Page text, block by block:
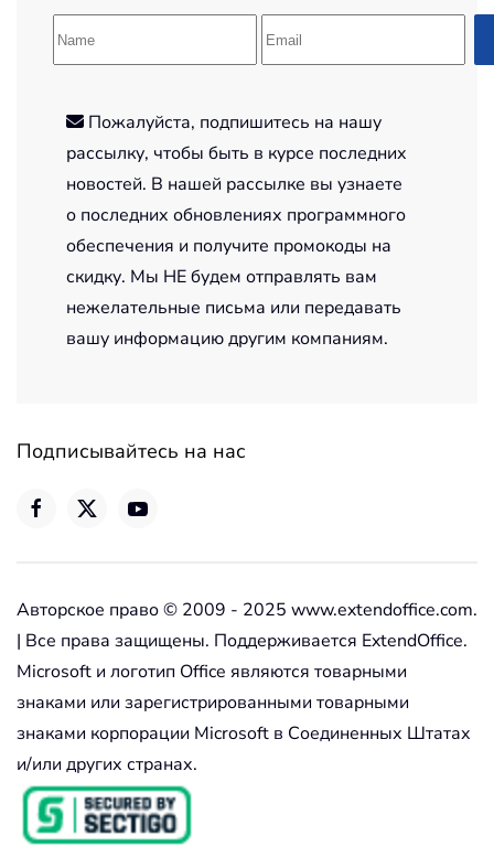
Пожалуйста, подпишитесь на нашу
рассылку, чтобы быть в курсе последних
новостей. В нашей рассылке вы узнаете
о последних обновлениях программного
обеспечения и получите промокоды на
скидку. Мы НЕ будем отправлять вам
нежелательные письма или передавать
вашу информацию другим компаниям.
Подписывайтесь на нас
Авторское право © 2009 - 2025 www.extendoffice.com.
| Все права защищены. Поддерживается ExtendOffice.
Microsoft и логотип Office являются товарными
знаками или зарегистрированными товарными
знаками корпорации Microsoft в Соединенных Штатах
и/или других странах.